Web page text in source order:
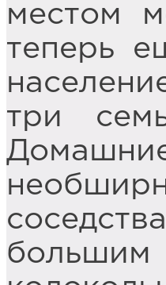
местом
теперь
три